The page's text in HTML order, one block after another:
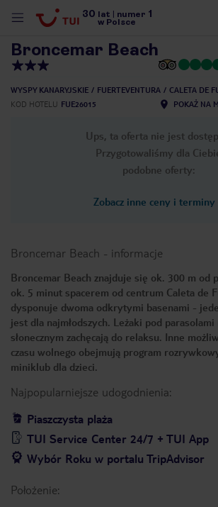
30 lat numer 1
w Polsce
Broncemar Beach
WYSPY KANARYJSKIE FUERTEVENTURA
CALETA DE
KOD HOTELU FUE26015 POKAŻ NA
Ups, ta oferta nie jest
Przygotowaliśmy dla
podobne oferty:
Zobacz inne ceny i terminy
Broncemar Beach - informacje
Broncemar Beach znajduje się ok. 300 m od
ok. 5 minut spacerem od centrum Caleta de
dysponuje dwoma odkrytymi basenami -
jest dla najmłodszych. Leżaki pod parasolami
słonecznym zachęcają do relaksu. Inne
czasu wolnego obejmują program
miniklub dla dzieci.
Najpopularniejsze udogodnienia:
Piaszczysta plaża
TUI Service Center 24/7 + TUI App
Wybór Roku w portalu TripAdvisor
Położenie: